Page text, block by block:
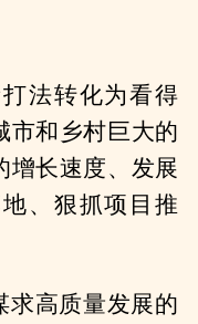
法转化为看得
市和乡村巨大的
增长速度、发展
、狠抓项目推
求高质量发展的